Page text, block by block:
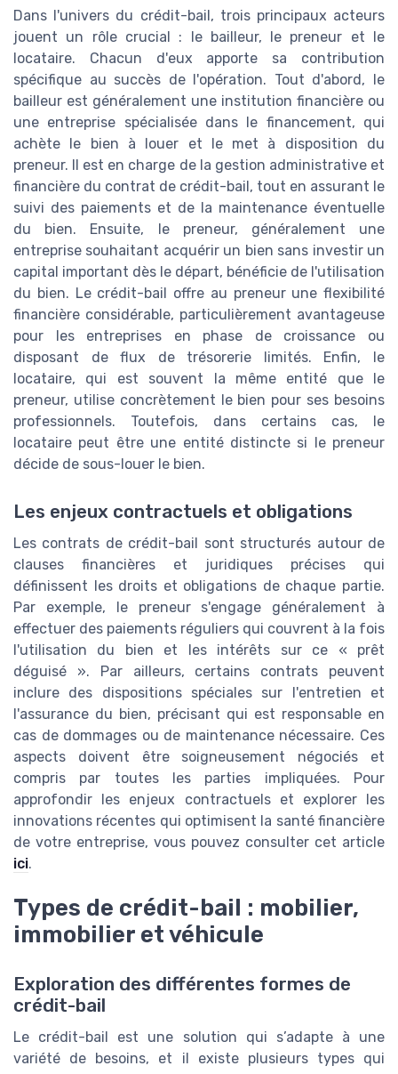
Dans l'univers du crédit-bail, trois principaux acteurs
jouent un rôle crucial : le bailleur, le preneur et le
locataire. Chacun d'eux apporte sa contribution
spécifique au succès de l'opération. Tout d'abord, le
bailleur est généralement une institution financière ou
une entreprise spécialisée dans le financement, qui
achète le bien à louer et le met à disposition du
preneur. Il est en charge de la gestion administrative et
financière du contrat de crédit-bail, tout en assurant le
suivi des paiements et de la maintenance éventuelle
du bien. Ensuite, le preneur, généralement une
entreprise souhaitant acquérir un bien sans investir un
capital important dès le départ, bénéficie de l'utilisation
du bien. Le crédit-bail offre au preneur une flexibilité
financière considérable, particulièrement avantageuse
pour les entreprises en phase de croissance ou
disposant de flux de trésorerie limités. Enfin, le
locataire, qui est souvent la même entité que le
preneur, utilise concrètement le bien pour ses besoins
professionnels. Toutefois, dans certains cas, le
locataire peut être une entité distincte si le preneur
décide de sous-louer le bien.
Les enjeux contractuels et obligations
Les contrats de crédit-bail sont structurés autour de
clauses financières et juridiques précises qui
définissent les droits et obligations de chaque partie.
Par exemple, le preneur s'engage généralement à
effectuer des paiements réguliers qui couvrent à la fois
l'utilisation du bien et les intérêts sur ce « prêt
déguisé ». Par ailleurs, certains contrats peuvent
inclure des dispositions spéciales sur l'entretien et
l'assurance du bien, précisant qui est responsable en
cas de dommages ou de maintenance nécessaire. Ces
aspects doivent être soigneusement négociés et
compris par toutes les parties impliquées. Pour
approfondir les enjeux contractuels et explorer les
innovations récentes qui optimisent la santé financière
de votre entreprise, vous pouvez consulter cet article
ici.
Types de crédit-bail : mobilier,
immobilier et véhicule
Exploration des différentes formes de
crédit-bail
Le crédit-bail est une solution qui s’adapte à une
variété de besoins, et il existe plusieurs types qui